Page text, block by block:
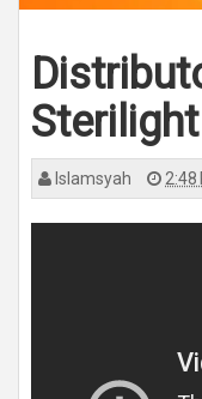
Islamsyah 2:48